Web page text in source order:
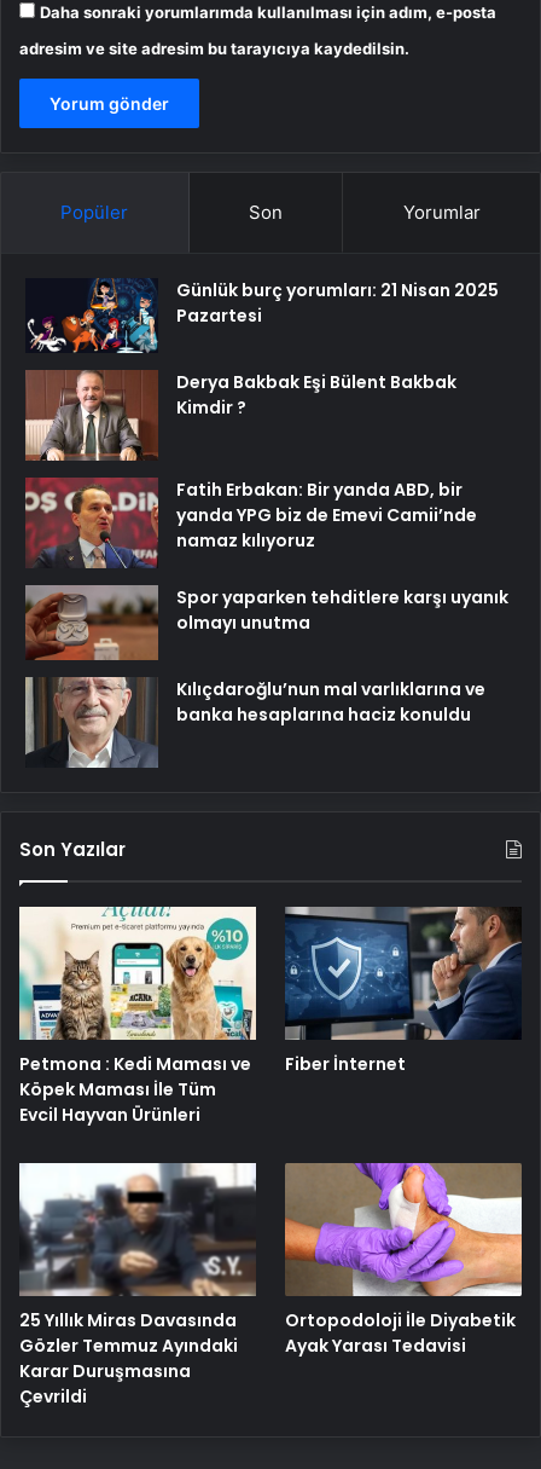
Daha sonraki yorumlarımda kullanılması için adım, e-posta
adresim ve site adresim bu tarayıcıya kaydedilsin.
Popüler Son Yorumlar
Günlük burç yorumları: 21 Nisan 2025
Pazartesi
Derya Bakbak Eşi Bülent Bakbak
Kimdir ?
Fatih Erbakan: Bir yanda ABD, bir
yanda YPG biz de Emevi Camii’nde
namaz kılıyoruz
Spor yaparken tehditlere karşı uyanık
olmayı unutma
Kılıçdaroğlu’nun mal varlıklarına ve
banka hesaplarına haciz konuldu
Son Yazılar
Petmona : Kedi Maması ve
Köpek Maması İle Tüm
Evcil Hayvan Ürünleri
Fiber İnternet
25 Yıllık Miras Davasında
Gözler Temmuz Ayındaki
Karar Duruşmasına
Çevrildi
Ortopodoloji İle Diyabetik
Ayak Yarası Tedavisi